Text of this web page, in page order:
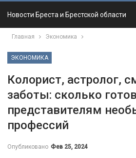
Новости Бреста и Брестской области
Главная Экономика
ЭКОНОМИКА
Колорист, астролог,
заботы: сколько
представителям
профессий
Опубликовано Фев 25, 2024